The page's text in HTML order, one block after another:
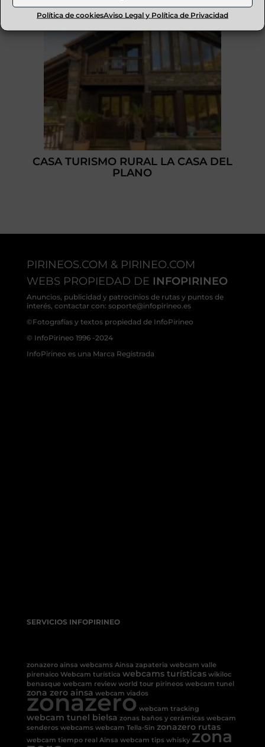
Política de cookiesAviso Legal y Política de Privacidad
CASA TURISMO RURAL LA CASA DEL
PLANO
PIRINEOS.COM & PIRINEO.COM
WEBS PROPIEDAD DE INFOPIRINEO
Anuncios, publicidad y patrocinios de rutas y puntos de
interés, contactar con: soporte@infopirineo.es
©Fotografías y textos propiedad de InfoPirineo
© InfoPirineo 1996 -2024
InfoPirineo es una Marca Registrada
SERVICIOS INFOPIRINEO
zonazero ainsa webcams Ainsa zapateria webcam valle
pirenaico Webcam turística webcams turísticas wikiloc
benasque webcam review world tour pirineos webcam tunel
zona zero ainsa webcam viados
zonazero webcam tracking
webcam tunel bielsa zonas baños y cerámicas webcam
senderos webcams webcam Tella-Sin zonazero rutas
webcam tiempo real Ainsa webcam tips whisky zona